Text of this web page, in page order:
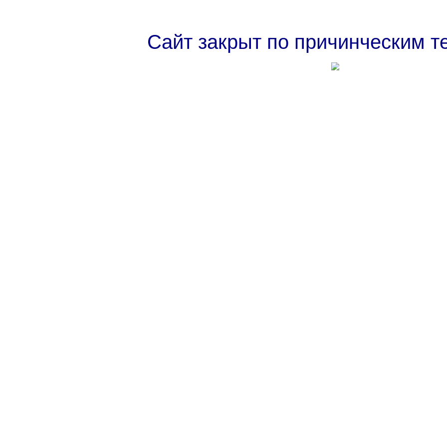
Сайт закрыт по причинческим